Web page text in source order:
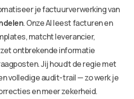
je factuurverwerking van
. Onze AI leest facturen en
matcht leverancier,
ontbrekende informatie
Jij houdt de regie met
volledige audit-trail — zo werk je
en meer zekerheid.